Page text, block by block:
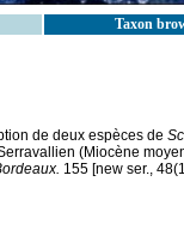
Taxon
de deux espèces de
(Miocène
155 [new ser.,